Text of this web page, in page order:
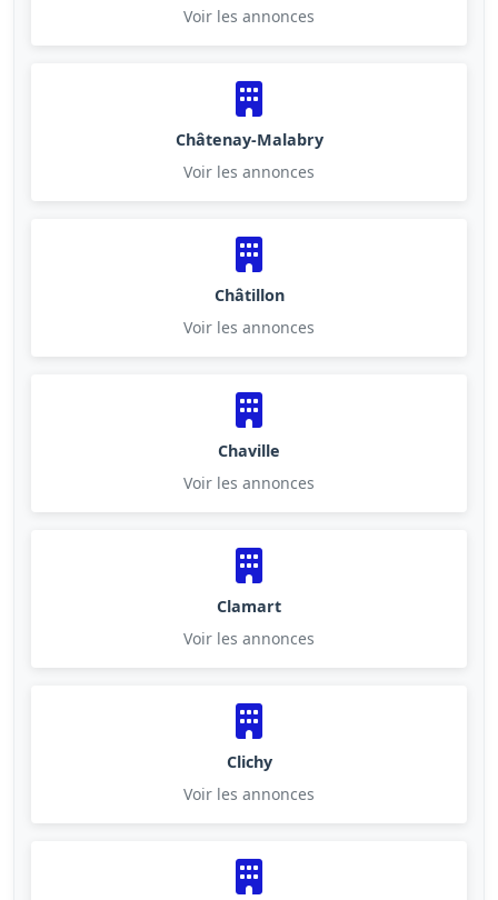
Voir les annonces
Châtenay-Malabry
Voir les annonces
Châtillon
Voir les annonces
Chaville
Voir les annonces
Clamart
Voir les annonces
Clichy
Voir les annonces